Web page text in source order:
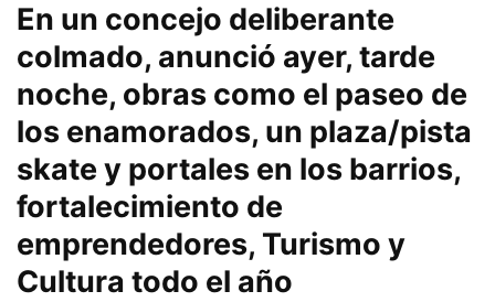
En un concejo deliberante
colmado, anunció ayer, tarde
noche, obras como el paseo de
los enamorados, un plaza/pista
skate y portales en los barrios,
fortalecimiento de
emprendedores, Turismo y
Cultura todo el año